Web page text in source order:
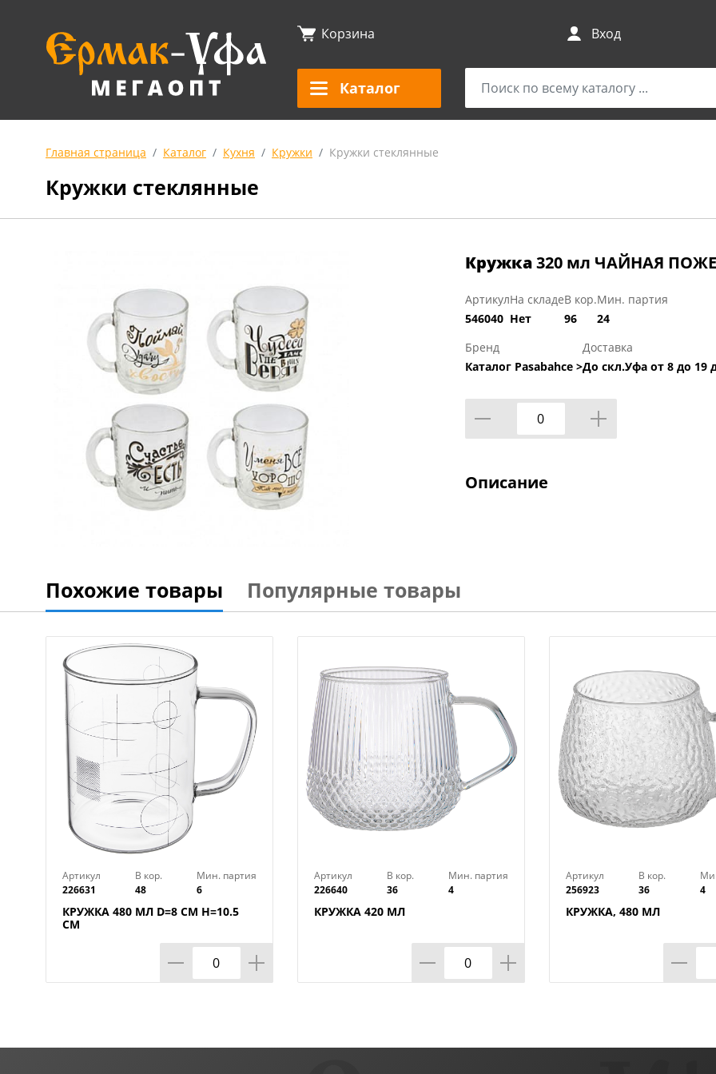
Корзина Вход
Каталог
Главная страница Каталог Кухня Кружки Кружки стеклянные
Кружки стеклянные
Кружка320 мл ЧАЙНАЯ
Артикул
546040
На складе
Нет
В кор.
96
Мин. партия
24
Бренд
Каталог Pasabahce >
Доставка
До скл.Уфа от 8 до 19
Описание
Похожие товары Популярные товары
Артикул
226631
В кор.
48
Мин. партия
6
КРУЖКА 480 МЛ D=8 СМ H=10.5
СМ
Артикул
226640
В кор.
36
Мин. партия
4
КРУЖКА 420 МЛ
Артикул
256923
В кор.
36
4
КРУЖКА, 480 МЛ